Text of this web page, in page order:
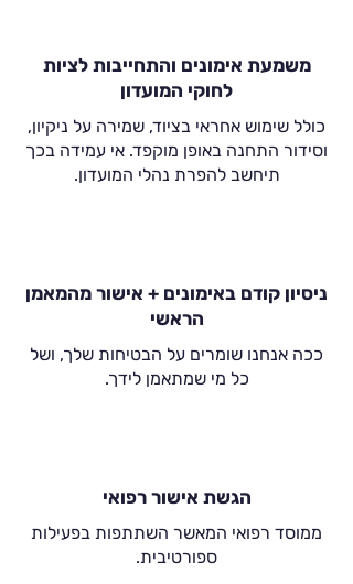
משמעת אימונים והתחייבות לציות
לחוקי המועדון
כולל שימוש אחראי בציוד, שמירה על ניקיון,
וסידור התחנה באופן מוקפד. אי עמידה בכך
תיחשב להפרת נהלי המועדון.
ניסיון קודם באימונים + אישור מהמאמן
הראשי
ככה אנחנו שומרים על הבטיחות שלך, ושל
כל מי שמתאמן לידך.
הגשת אישור רפואי
ממוסד רפואי המאשר השתתפות בפעילות
ספורטיבית.